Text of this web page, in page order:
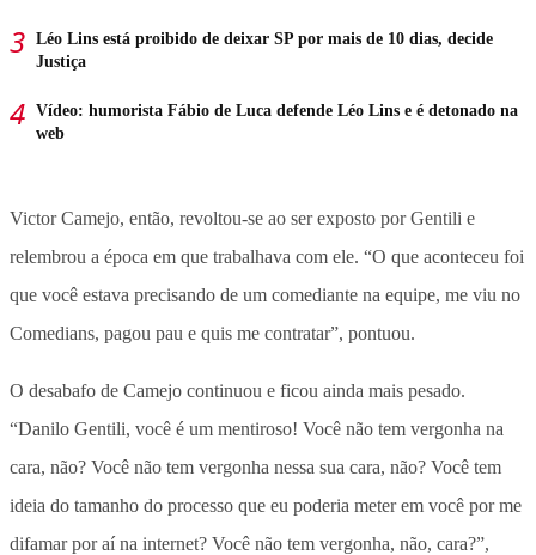
Léo Lins está proibido de deixar SP por mais de 10 dias, decide
Justiça
Vídeo: humorista Fábio de Luca defende Léo Lins e é detonado na
web
Victor Camejo, então, revoltou-se ao ser exposto por Gentili e
relembrou a época em que trabalhava com ele. “O que aconteceu foi
que você estava precisando de um comediante na equipe, me viu no
Comedians, pagou pau e quis me contratar”, pontuou.
O desabafo de Camejo continuou e ficou ainda mais pesado.
“Danilo Gentili, você é um mentiroso! Você não tem vergonha na
cara, não? Você não tem vergonha nessa sua cara, não? Você tem
ideia do tamanho do processo que eu poderia meter em você por me
difamar por aí na internet? Você não tem vergonha, não, cara?”,